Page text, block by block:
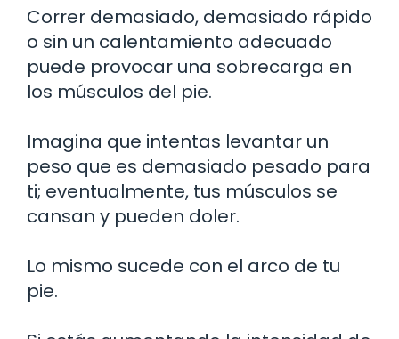
Correr demasiado, demasiado rápido
o sin un calentamiento adecuado
puede provocar una sobrecarga en
los músculos del pie.
Imagina que intentas levantar un
peso que es demasiado pesado para
ti; eventualmente, tus músculos se
cansan y pueden doler.
Lo mismo sucede con el arco de tu
pie.